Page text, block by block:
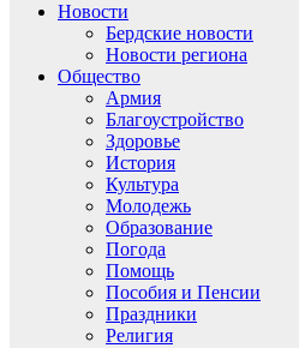
Новости
Бердские новости
Новости региона
Общество
Армия
Благоустройство
Здоровье
История
Культура
Молодежь
Образование
Погода
Помощь
Пособия и Пенсии
Праздники
Религия